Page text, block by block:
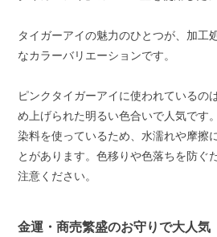
タイガーアイの魅力のひとつが、加工
なカラーバリエーションです。
ピンクタイガーアイに使われているの
め上げられた明るい色合いで人気です。
染料を使っているため、水濡れや摩擦
とがあります。色移りや色落ちを防ぐ
注意ください。
金運・商売繁盛のお守りで大人気